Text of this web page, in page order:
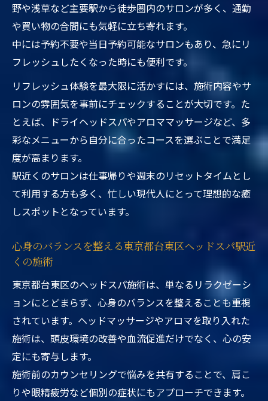
野や浅草など主要駅から徒歩圏内のサロンが多く、通勤
や買い物の合間にも気軽に立ち寄れます。
中には予約不要や当日予約可能なサロンもあり、急にリ
フレッシュしたくなった時にも便利です。
リフレッシュ体験を最大限に活かすには、施術内容やサ
ロンの雰囲気を事前にチェックすることが大切です。た
とえば、ドライヘッドスパやアロママッサージなど、多
彩なメニューから自分に合ったコースを選ぶことで満足
度が高まります。
駅近くのサロンは仕事帰りや週末のリセットタイムとし
て利用する方も多く、忙しい現代人にとって理想的な癒
しスポットとなっています。
心身のバランスを整える東京都台東区ヘッドスパ駅近
くの施術
東京都台東区のヘッドスパ施術は、単なるリラクゼーシ
ョンにとどまらず、心身のバランスを整えることも重視
されています。ヘッドマッサージやアロマを取り入れた
施術は、頭皮環境の改善や血流促進だけでなく、心の安
定にも寄与します。
施術前のカウンセリングで悩みを共有することで、肩こ
りや眼精疲労など個別の症状にもアプローチできます。